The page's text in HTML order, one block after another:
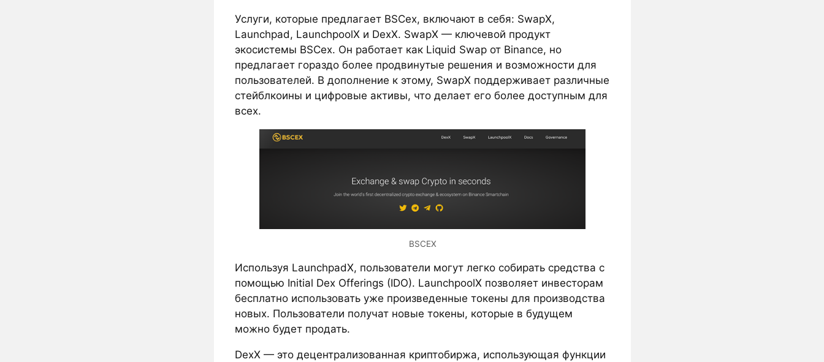
Услуги, которые предлагает BSCex, включают в себя: SwapX,
Launchpad, LaunchpoolX и DexX. SwapX — ключевой продукт
экосистемы BSCex. Он работает как Liquid Swap от Binance, но
предлагает гораздо более продвинутые решения и возможности для
пользователей. В дополнение к этому, SwapX поддерживает различные
стейблкоины и цифровые активы, что делает его более доступным для
всех.
BSCEX
Используя LaunchpadX, пользователи могут легко собирать средства с
помощью Initial Dex Offerings (IDO). LaunchpoolX позволяет инвесторам
бесплатно использовать уже произведенные токены для производства
новых. Пользователи получат новые токены, которые в будущем
можно будет продать.
DexX — это децентрализованная криптобиржа, использующая функции